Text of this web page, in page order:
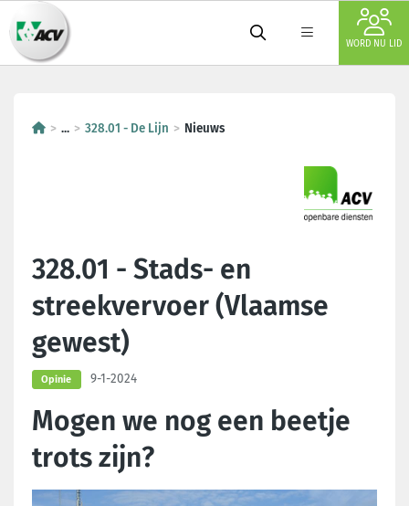
WORD NU LID
... 328.01 - De Lijn Nieuws
328.01 - Stads- en
streekvervoer (Vlaamse
gewest)
Opinie 9-1-2024
Mogen we nog een beetje
trots zijn?